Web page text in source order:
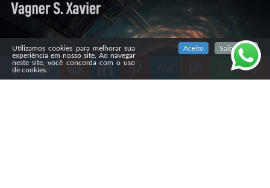
SIGA NOSSAS REDES SOCIAIS
Utilizamos cookies para melhorar sua
experiência em nosso site. Ao navegar
neste site, você concorda com o uso
de cookies.
Aceito Saiba mais